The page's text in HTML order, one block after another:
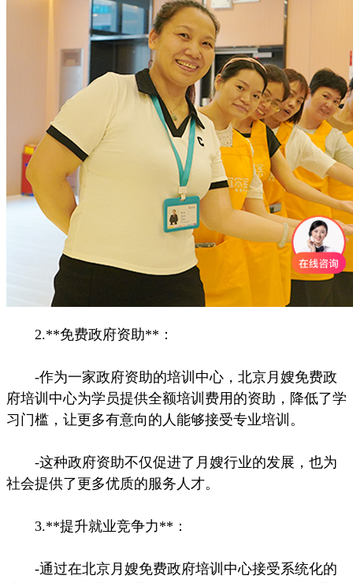
2.**免费政府资助**：
-作为一家政府资助的培训中心，北京月嫂免费政
府培训中心为学员提供全额培训费用的资助，降低了学
习门槛，让更多有意向的人能够接受专业培训。
-这种政府资助不仅促进了月嫂行业的发展，也为
社会提供了更多优质的服务人才。
3.**提升就业竞争力**：
-通过在北京月嫂免费政府培训中心接受系统化的